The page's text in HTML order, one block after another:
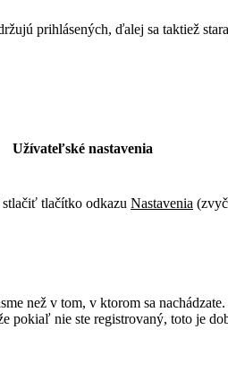
prihlásených, ďalej sa taktiež
Užívateľské nastavenia
stlačiť tlačítko odkazu Nastavenia
než v tom, v ktorom sa
pokiaľ nie ste registrovaný, toto je